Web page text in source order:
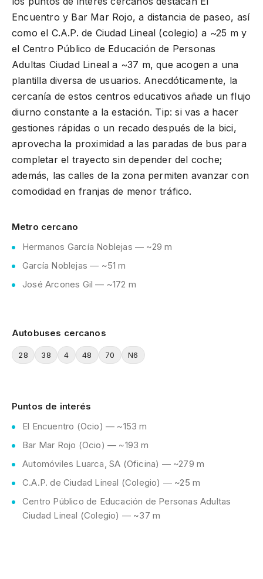
Encuentro y Bar Mar Rojo, a distancia de paseo, así
como el C.A.P. de Ciudad Lineal (colegio) a ~25 m y
el Centro Público de Educación de Personas
Adultas Ciudad Lineal a ~37 m, que acogen a una
plantilla diversa de usuarios. Anecdóticamente, la
cercanía de estos centros educativos añade un flujo
diurno constante a la estación. Tip: si vas a hacer
gestiones rápidas o un recado después de la bici,
aprovecha la proximidad a las paradas de bus para
completar el trayecto sin depender del coche;
además, las calles de la zona permiten avanzar con
comodidad en franjas de menor tráfico.
Metro cercano
Hermanos García Noblejas — ~29 m
García Noblejas — ~51 m
José Arcones Gil — ~172 m
Autobuses cercanos
28 38 4 48 70 N6
Puntos de interés
El Encuentro (Ocio) — ~153 m
Bar Mar Rojo (Ocio) — ~193 m
Automóviles Luarca, SA (Oficina) — ~279 m
C.A.P. de Ciudad Lineal (Colegio) — ~25 m
Centro Público de Educación de Personas Adultas
Ciudad Lineal (Colegio) — ~37 m